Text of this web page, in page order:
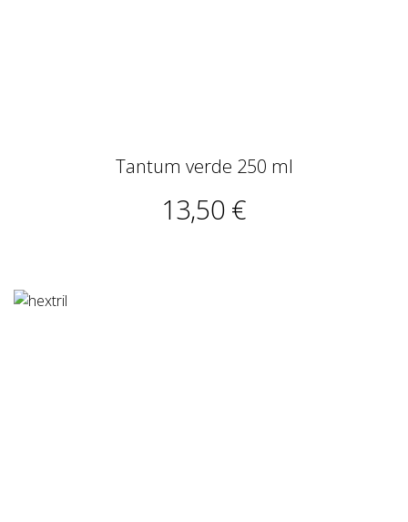
Tantum verde 250 ml
13,50 €